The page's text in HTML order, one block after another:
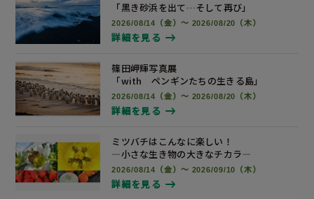
「黒き砂浜を出て…そして再び」
2026/08/14（金）～ 2026/08/20（木）
詳細を見る
篠田岬輝写真展
「with ペンギンたちの生きる島」
2026/08/14（金）～ 2026/08/20（木）
詳細を見る
ミツバチはこんなに楽しい！
―小さな生き物の大きなチカラ―
2026/08/14（金）～ 2026/09/10（木）
詳細を見る